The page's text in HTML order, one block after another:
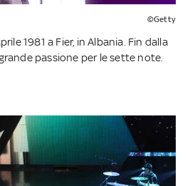
©Getty
1981 a Fier, in Albania. Fin dalla
passione per le sette note.